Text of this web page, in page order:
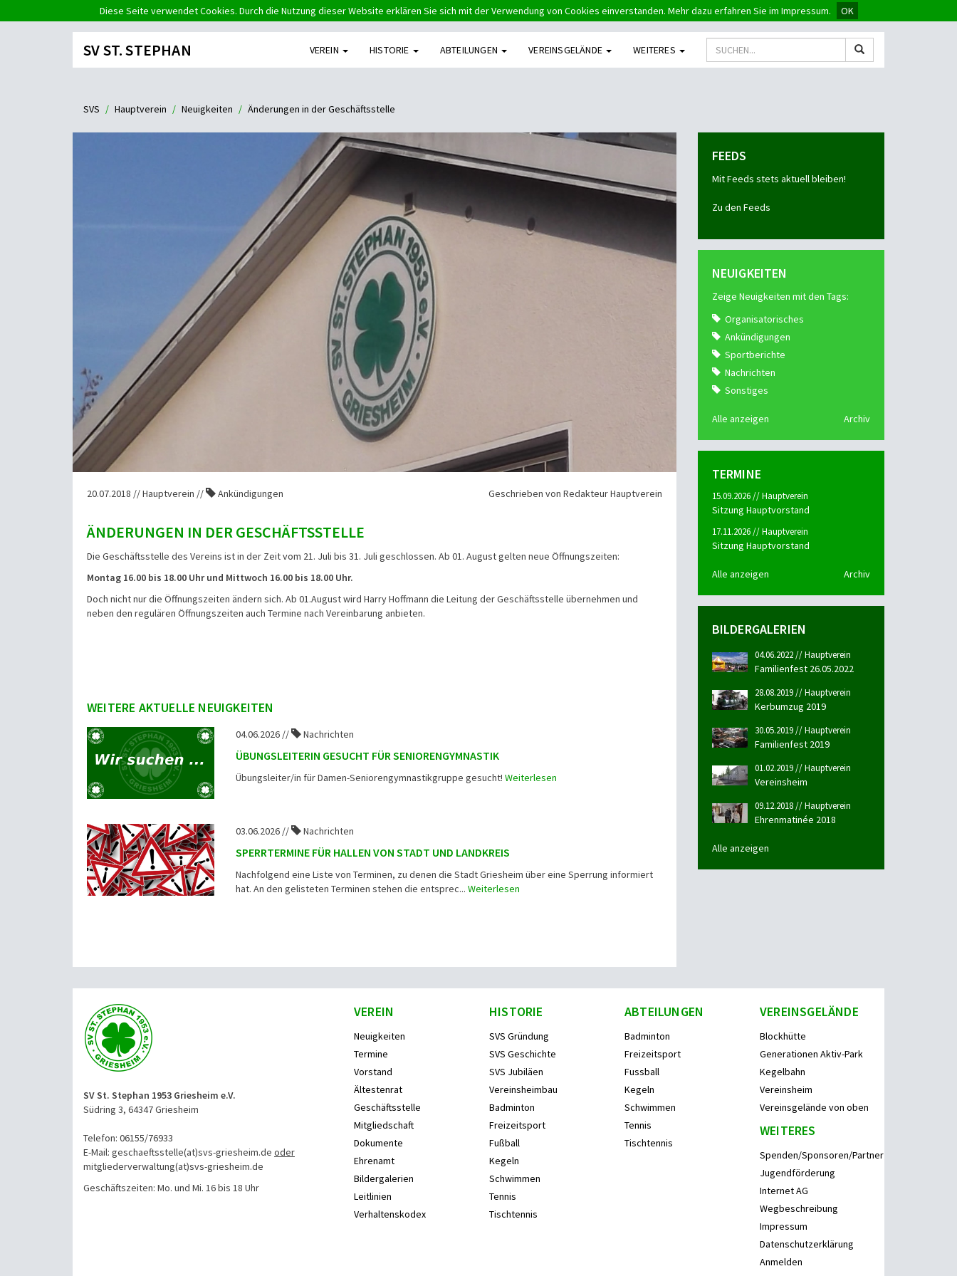
Diese Seite verwendet Cookies. Durch die Nutzung dieser Website erklären Sie sich mit der Verwendung von Cookies einverstanden. Mehr dazu erfahren Sie im Impressum. OK
SV ST. STEPHAN VEREIN HISTORIE ABTEILUNGEN VEREINSGELÄNDE WEITERES
SVS Hauptverein Neuigkeiten Änderungen in der Geschäftsstelle
20.07.2018 // Hauptverein // Ankündigungen Geschrieben von Redakteur Hauptverein
ÄNDERUNGEN IN DER GESCHÄFTSSTELLE
Die Geschäftsstelle des Vereins ist in der Zeit vom 21. Juli bis 31. Juli geschlossen. Ab 01. August gelten neue Öffnungszeiten:
Montag 16.00 bis 18.00 Uhr und Mittwoch 16.00 bis 18.00 Uhr.
Doch nicht nur die Öffnungszeiten ändern sich. Ab 01.August wird Harry Hoffmann die Leitung der Geschäftsstelle übernehmen und
neben den regulären Öffnungszeiten auch Termine nach Vereinbarung anbieten.
WEITERE AKTUELLE NEUIGKEITEN
04.06.2026 // Nachrichten
ÜBUNGSLEITERIN GESUCHT FÜR SENIORENGYMNASTIK
Übungsleiter/in für Damen-Seniorengymnastikgruppe gesucht!Weiterlesen
03.06.2026 // Nachrichten
SPERRTERMINE FÜR HALLEN VON STADT UND LANDKREIS
Nachfolgend eine Liste von Terminen, zu denen die Stadt Griesheim über eine Sperrung informiert
hat. An den gelisteten Terminen stehen die entsprec...Weiterlesen
FEEDS
Mit Feeds stets aktuell bleiben!
Zu den Feeds
NEUIGKEITEN
Zeige Neuigkeiten mit den Tags:
Organisatorisches
Ankündigungen
Sportberichte
Nachrichten
Sonstiges
Alle anzeigen Archiv
TERMINE
15.09.2026 // Hauptverein
Sitzung Hauptvorstand
17.11.2026 // Hauptverein
Sitzung Hauptvorstand
Alle anzeigen Archiv
BILDERGALERIEN
04.06.2022 // Hauptverein
Familienfest 26.05.2022
28.08.2019 // Hauptverein
Kerbumzug 2019
30.05.2019 // Hauptverein
Familienfest 2019
01.02.2019 // Hauptverein
Vereinsheim
09.12.2018 // Hauptverein
Ehrenmatinée 2018
Alle anzeigen
SV St. Stephan 1953 Griesheim e.V.
Südring 3, 64347 Griesheim
Telefon: 06155/76933
E-Mail: geschaeftsstelle(at)svs-griesheim.de oder
mitgliederverwaltung(at)svs-griesheim.de
Geschäftszeiten: Mo. und Mi. 16 bis 18 Uhr
VEREIN
Neuigkeiten
Termine
Vorstand
Ältestenrat
Geschäftsstelle
Mitgliedschaft
Dokumente
Ehrenamt
Bildergalerien
Leitlinien
Verhaltenskodex
HISTORIE
SVS Gründung
SVS Geschichte
SVS Jubiläen
Vereinsheimbau
Badminton
Freizeitsport
Fußball
Kegeln
Schwimmen
Tennis
Tischtennis
ABTEILUNGEN
Badminton
Freizeitsport
Fussball
Kegeln
Schwimmen
Tennis
Tischtennis
VEREINSGELÄNDE
Blockhütte
Generationen Aktiv-Park
Kegelbahn
Vereinsheim
Vereinsgelände von oben
WEITERES
Spenden/Sponsoren/Partner
Jugendförderung
Internet AG
Wegbeschreibung
Impressum
Datenschutzerklärung
Anmelden